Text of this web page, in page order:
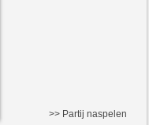
>> Partij naspelen